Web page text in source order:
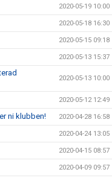
2020-05-19 10:00
2020-05-18 16:30
2020-05-15 09:18
2020-05-13 15:37
2020-05-13 10:00
2020-05-12 12:49
ni klubben! 2020-04-28 16:58
2020-04-24 13:05
2020-04-15 08:57
2020-04-09 09:57